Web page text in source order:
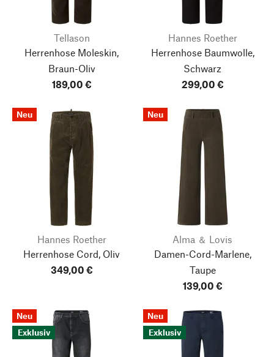
Tellason
Herrenhose Moleskin,
Braun-Oliv
189,00 €
Hannes Roether
Herrenhose Baumwolle,
Schwarz
299,00 €
Neu
Hannes Roether
Herrenhose Cord, Oliv
349,00 €
Neu
Alma ＆ Lovis
Damen-Cord-Marlene,
Taupe
139,00 €
Neu
Exklusiv
Neu
Exklusiv